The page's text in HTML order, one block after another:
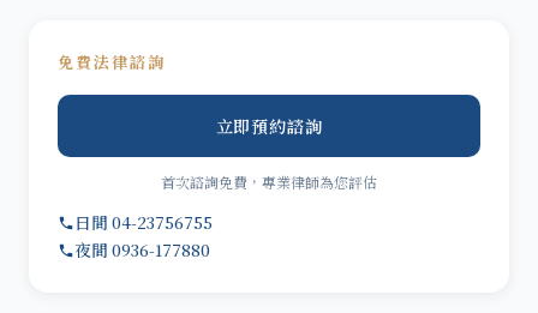
免費法律諮詢
立即預約諮詢
首次諮詢免費，專業律師為您評估
日間 04-23756755
夜間 0936-177880